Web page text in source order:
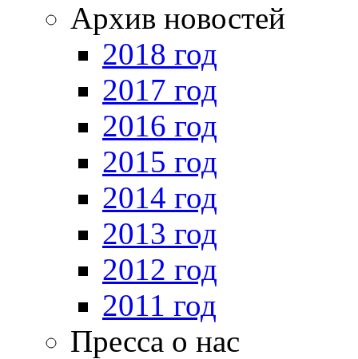
Архив новостей
2018 год
2017 год
2016 год
2015 год
2014 год
2013 год
2012 год
2011 год
Пресса о нас